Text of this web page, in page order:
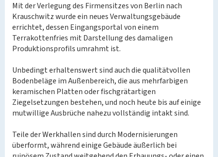
Mit der Verlegung des Firmensitzes von Berlin nach
Krauschwitz wurde ein neues Verwaltungsgebäude
errichtet, dessen Eingangsportal von einem
Terrakottenfries mit Darstellung des damaligen
Produktionsprofils umrahmt ist.
Unbedingt erhaltenswert sind auch die qualitätvollen
Bodenbeläge im Außenbereich, die aus mehrfarbigen
keramischen Platten oder fischgrätartigen
Ziegelsetzungen bestehen, und noch heute bis auf einige
mutwillige Ausbrüche nahezu vollständig intakt sind.
Teile der Werkhallen sind durch Modernisierungen
überformt, während einige Gebäude äußerlich bei